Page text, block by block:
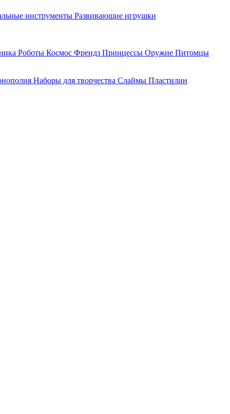
инструменты Развивающие игрушки
Роботы Космос Френдз Принцессы Оружие Питомцы
Наборы для творчества Слаймы Пластилин